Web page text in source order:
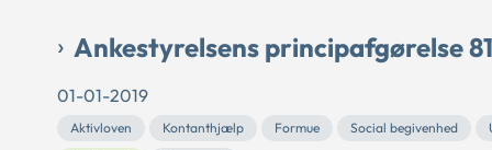
Ankestyrelsens principafgørelse
01-01-2019
Aktivloven Kontanthjælp Formue Social begivenhed